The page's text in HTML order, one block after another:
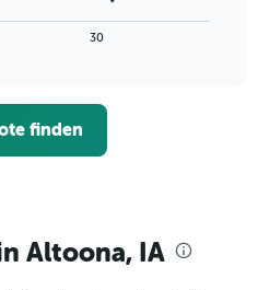
30
finden
Altoona, IA